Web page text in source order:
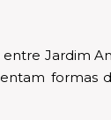
Jardim